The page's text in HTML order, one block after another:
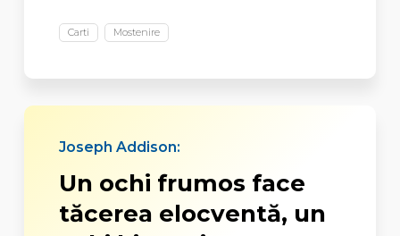
Carti Mostenire
Joseph Addison:
Un ochi frumos face
tăcerea elocventă, un